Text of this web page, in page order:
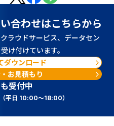
合わせはこちらから
ラウドサービス、データセン
け付けています。
ダウンロード
お見積もり
受付中
（平日 10:00～18:00）